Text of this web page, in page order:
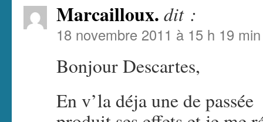
Marcailloux. dit :
18 novembre 2011 à 15 h 19 min
Bonjour Descartes,
En v’la déja une de